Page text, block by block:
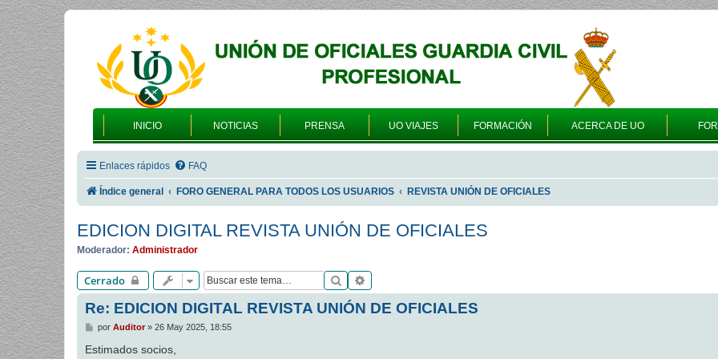
INICIO NOTICIAS PRENSA UO VIAJES FORMACIÓN ACERCA DE UO
Enlaces rápidos FAQ
Índice general FORO GENERAL PARA TODOS LOS USUARIOS REVISTA UNIÓN DE OFICIALES
EDICION DIGITAL REVISTA UNIÓN DE OFICIALES
Moderador: Administrador
Cerrado Buscar
Re: EDICION DIGITAL REVISTA UNIÓN DE OFICIALES
M
n
por Auditor» 26 May 2025, 18:55
Estimados socios,